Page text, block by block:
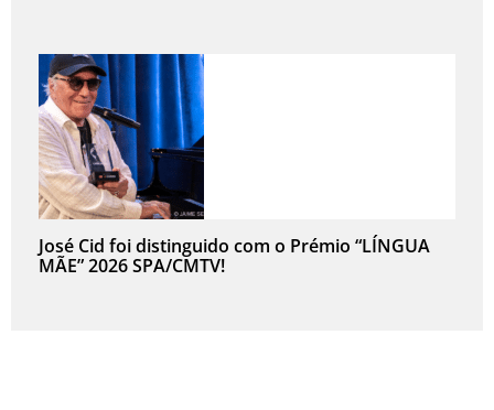
José Cid foi distinguido com o Prémio “LÍNGUA
MÃE” 2026 SPA/CMTV!